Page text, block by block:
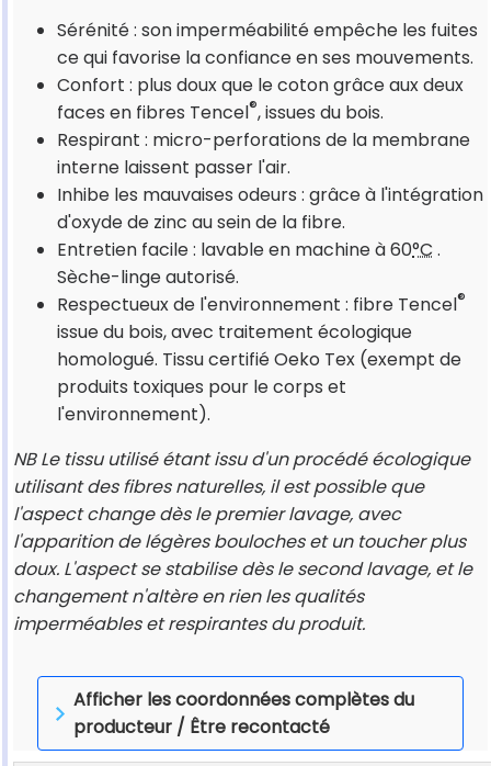
Sérénité : son imperméabilité empêche les fuites
ce qui favorise la confiance en ses mouvements.
Confort : plus doux que le coton grâce aux deux
faces en fibres Tencel®, issues du bois.
Respirant : micro-perforations de la membrane
interne laissent passer l'air.
Inhibe les mauvaises odeurs : grâce à l'intégration
d'oxyde de zinc au sein de la fibre.
Entretien facile : lavable en machine à 60°C .
Sèche-linge autorisé.
Respectueux de l'environnement : fibre Tencel®
issue du bois, avec traitement écologique
homologué. Tissu certifié Oeko Tex (exempt de
produits toxiques pour le corps et
l'environnement).
NB Le tissu utilisé étant issu d'un procédé écologique
utilisant des fibres naturelles, il est possible que
l'aspect change dès le premier lavage, avec
l'apparition de légères bouloches et un toucher plus
doux. L'aspect se stabilise dès le second lavage, et le
changement n'altère en rien les qualités
imperméables et respirantes du produit.
Afficher les coordonnées complètes du
producteur / Être recontacté